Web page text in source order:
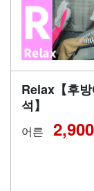
Relax【후
석】
어른